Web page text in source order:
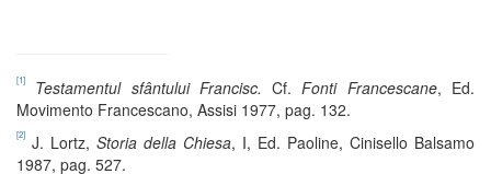
[1] Testamentul sfântului Francisc.Cf. Fonti Francescane, Ed.
Movimento Francescano, Assisi 1977, pag. 132.
[2] J. Lortz, Storia della Chiesa, I, Ed. Paoline, Cinisello Balsamo
1987, pag. 527.